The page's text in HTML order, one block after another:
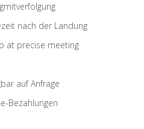
nach der Landung
at precise meeting
auf Anfrage
Bezahlungen